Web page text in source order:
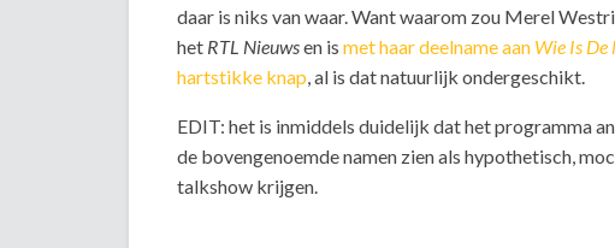
daar is niks van waar. Want waarom zou Merel
het RTL Nieuwsen is met haar deelname aan Wie Is De
hartstikke knap, al is dat natuurlijk ondergeschikt.
EDIT: het is inmiddels duidelijk dat het programma
de bovengenoemde namen zien als hypothetisch,
talkshow krijgen.